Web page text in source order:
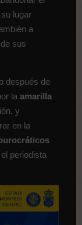
lugar
a
sus
después de
la amarilla
y
en la
periodista